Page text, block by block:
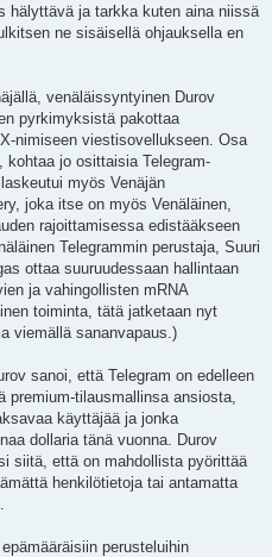
hälyttävä ja tarkka kuten aina niissä
ne sisäisellä ohjauksella en
venäläissyntyinen Durov
pyrkimyksistä pakottaa
nimiseen viestisovellukseen. Osa
kohtaa jo osittaisia ​​Telegram-
myös Venäjän
joka itse on myös Venäläinen,
rajoittamisessa edistääkseen
Telegrammin perustaja, Suuri
ottaa suuruudessaan hallintaan
ja vahingollisten mRNA
toiminta, tätä jatketaan nyt
viemällä sananvapaus.)
sanoi, että Telegram on edelleen
tilausmallinsa ansiosta,
käyttäjää ja jonka
dollaria tänä vuonna. Durov
siitä, että on mahdollista pyörittää
henkilötietoja tai antamatta
perusteluihin